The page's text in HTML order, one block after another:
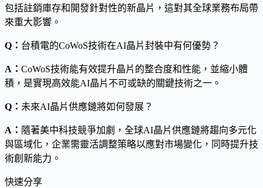
包括註銷庫存和開發針對性的新晶片，這對其全球業務布局帶
來重大影響。
Q： 台積電的CoWoS技術在AI晶片封裝中有何優勢？
A： CoWoS技術能有效提升晶片的整合度和性能，並縮小體
積，是實現高效能AI晶片不可或缺的關鍵技術之一。
Q： 未來AI晶片供應鏈將如何發展？
A： 隨著美中科技競爭加劇，全球AI晶片供應鏈將趨向多元化
與區域化，企業需靈活調整策略以應對市場變化，同時提升技
術創新能力。
快速分享